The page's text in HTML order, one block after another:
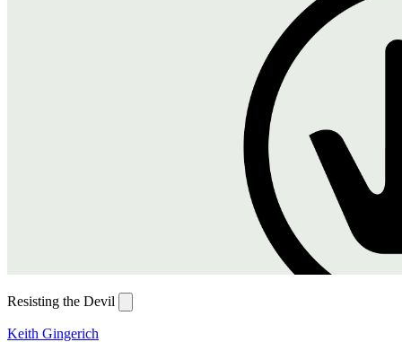
Resisting the Devil
Keith Gingerich